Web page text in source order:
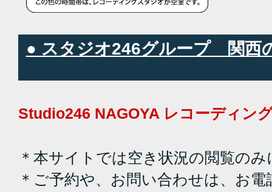
● スタジオ246グループ 関西
Studio246 NAGOYA レコーディン
＊本サイトでは空き状況の閲覧の
＊ご予約や、お問い合わせは、お